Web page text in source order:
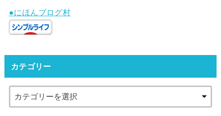
●にほんブログ村
カテゴリー